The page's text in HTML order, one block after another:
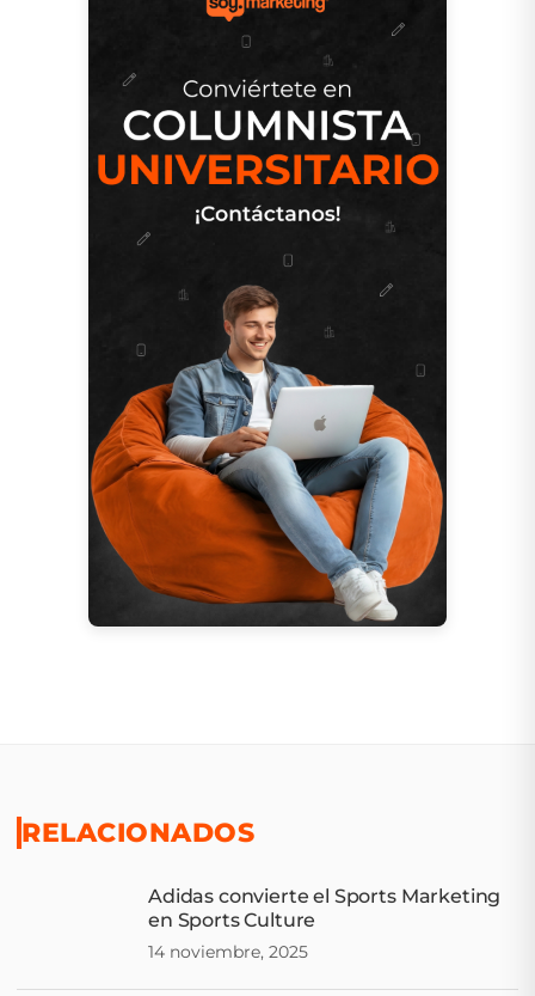
RELACIONADOS
Adidas convierte el Sports Marketing
en Sports Culture
14 noviembre, 2025